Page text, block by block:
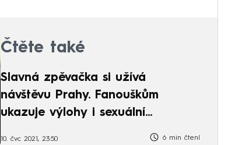
Čtěte také
Slavná zpěvačka si užívá
návštěvu Prahy. Fanouškům
ukazuje výlohy i sexuální
10. čvc 2021, 23:50 6 min čtení